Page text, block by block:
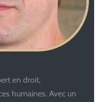
en droit,
humaines. Avec un